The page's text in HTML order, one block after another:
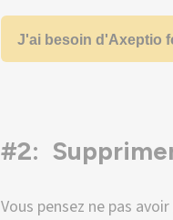
J'ai besoin d'Axeptio
#2:
Vous pensez ne pas